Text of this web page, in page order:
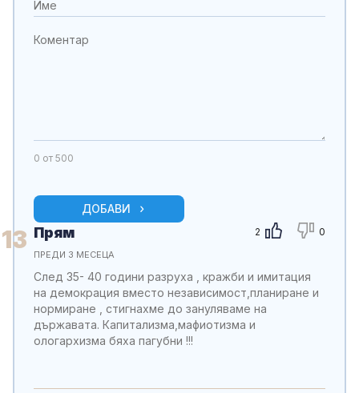
0 от 500
ДОБАВИ
13 2 0
Прям
ПРЕДИ 3 МЕСЕЦА
След 35- 40 години разруха , кражби и имитация
на демокрация вместо независимост,планиране и
нормиране , стигнахме до зануляваме на
държавата. Капитализма,мафиотизма и
ологархизма бяха пагубни !!!